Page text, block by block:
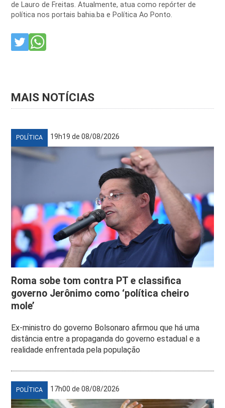
de Lauro de Freitas. Atualmente, atua como repórter de
política nos portais bahia.ba e Política Ao Ponto.
MAIS NOTÍCIAS
POLÍTICA 19h19 de 08/08/2026
Roma sobe tom contra PT e classifica
governo Jerônimo como ‘política cheiro
mole’
Ex-ministro do governo Bolsonaro afirmou que há uma
distância entre a propaganda do governo estadual e a
realidade enfrentada pela população
POLÍTICA 17h00 de 08/08/2026